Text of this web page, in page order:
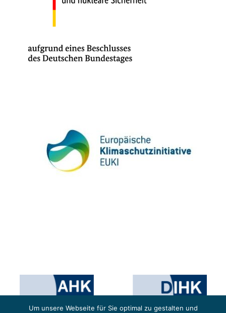
Um unsere Webseite für Sie optimal zu gestalten und